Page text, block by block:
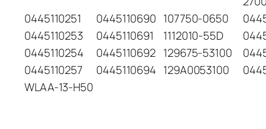
0445110251
0445110690 107750-0650
0445110253
0445110691 1112010-55D
0445110254
0445110692 129675-53100
0445110257
0445110694 129A0053100
WLAA-13-H50